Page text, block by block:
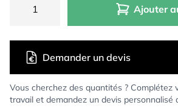
Ajouter
Vous cherchez des quantités ? Complétez
travail et demandez un devis personnalisé
Demander un devis